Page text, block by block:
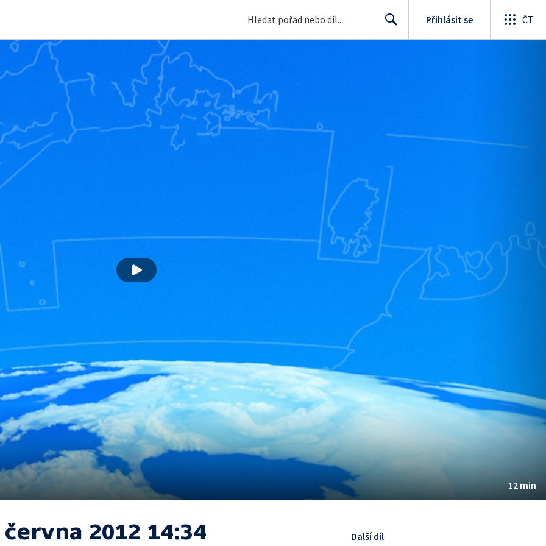
Přihlásit se ČT
12 min
června 2012 14:34 Další díl